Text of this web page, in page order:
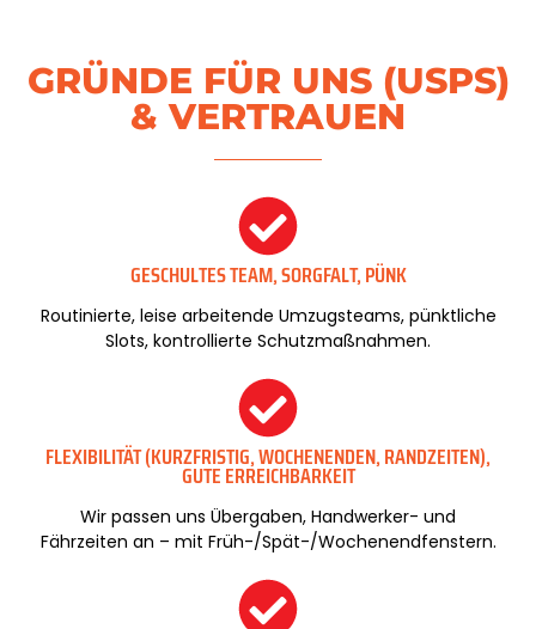
GRÜNDE FÜR UNS (USPS)
& VERTRAUEN
GESCHULTES TEAM, SORGFALT, PÜNK
Routinierte, leise arbeitende Umzugsteams, pünktliche
Slots, kontrollierte Schutzmaßnahmen.
FLEXIBILITÄT (KURZFRISTIG, WOCHENENDEN, RANDZEITEN),
GUTE ERREICHBARKEIT
Wir passen uns Übergaben, Handwerker- und
Fährzeiten an – mit Früh-/Spät-/Wochenendfenstern.